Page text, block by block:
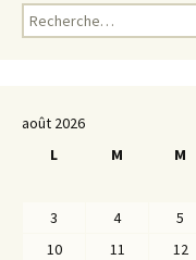
Rechercher :
août 2026
L
M M
3
4 5
10
11 12